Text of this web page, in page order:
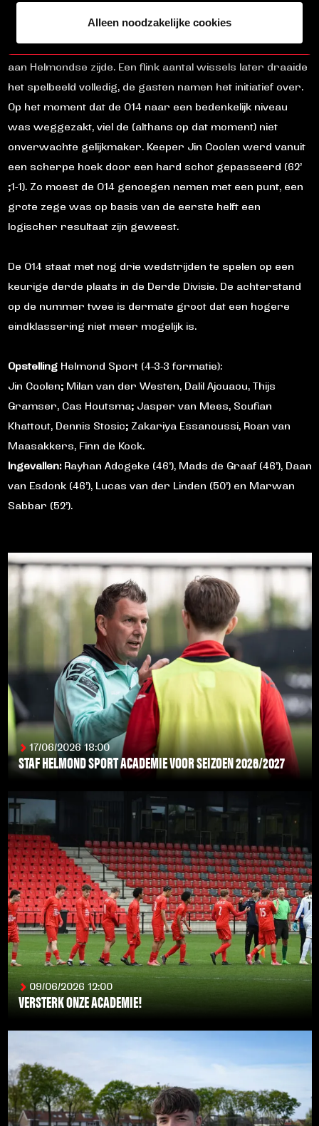
Alleen noodzakelijke cookies
Helmond Sport, na tien minuten spelen was een schot van
aan Helmondse zijde. Een flink aantal wissels later draaide
het spelbeeld volledig, de gasten namen het initiatief over.
Op het moment dat de O14 naar een bedenkelijk niveau
was weggezakt, viel de (althans op dat moment) niet
onverwachte gelijkmaker. Keeper Jin Coolen werd vanuit
een scherpe hoek door een hard schot gepasseerd (62’
;1-1). Zo moest de O14 genoegen nemen met een punt, een
grote zege was op basis van de eerste helft een
logischer resultaat zijn geweest.
De O14 staat met nog drie wedstrijden te spelen op een
keurige derde plaats in de Derde Divisie. De achterstand
op de nummer twee is dermate groot dat een hogere
eindklassering niet meer mogelijk is.
OpstellingHelmond Sport (4-3-3 formatie):
Jin Coolen; Milan van der Westen, Dalil Ajouaou, Thijs
Gramser, Cas Houtsma; Jasper van Mees, Soufian
Khattout, Dennis Stosic; Zakariya Essanoussi, Roan van
Maasakkers, Finn de Kock.
Ingevallen:Rayhan Adogeke (46’), Mads de Graaf (46’), Daan
van Esdonk (46’), Lucas van der Linden (50’) en Marwan
Sabbar (52’).
17/06/2026 18:00
STAF HELMOND SPORT ACADEMIE VOOR SEIZOEN 2026/2027
09/06/2026 12:00
VERSTERK ONZE ACADEMIE!